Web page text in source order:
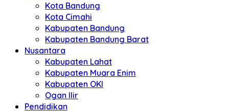
Kota Bandung
Kota Cimahi
Kabupaten Bandung
Kabupaten Bandung Barat
Nusantara
Kabupaten Lahat
Kabupaten Muara Enim
Kabupaten OKI
Ogan Ilir
Pendidikan